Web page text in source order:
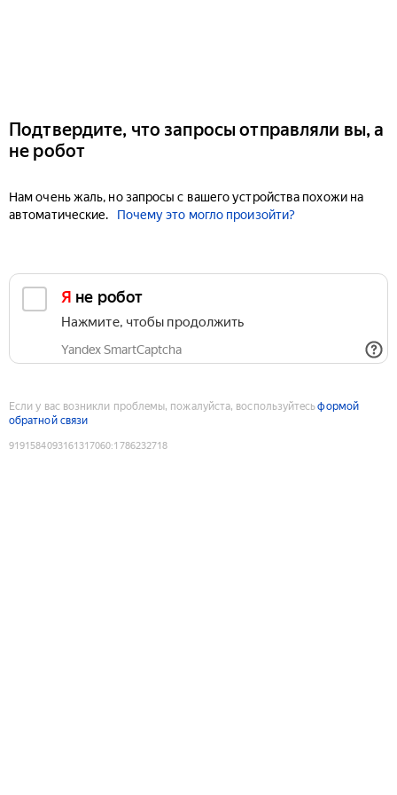
Подтвердите, что запросы отправляли вы, а
не робот
Нам очень жаль, но запросы с вашего устройства похожи на
автоматические.
Почему это могло произойти?
Я не робот
Нажмите, чтобы продолжить
Yandex SmartCaptcha
Если у вас возникли проблемы, пожалуйста, воспользуйтесьформой
обратной связи
9191584093161317060:1786232718